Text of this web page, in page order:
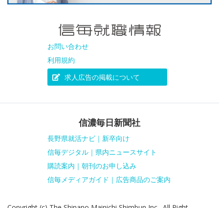
お問い合わせ
利用規約
求人広告の掲載について
信濃毎日新聞社
長野県就活ナビ｜新卒向け
信毎デジタル｜県内ニュースサイト
購読案内｜朝刊のお申し込み
信毎メディアガイド｜広告商品のご案内